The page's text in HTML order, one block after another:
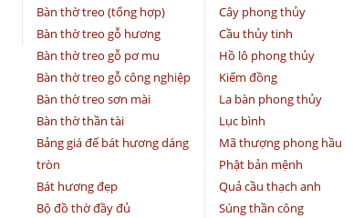
Bàn thờ treo (tổng hợp)
Bàn thờ treo gỗ hương
Bàn thờ treo gỗ pơ mu
Bàn thờ treo gỗ công nghiệp
Bàn thờ treo sơn mài
Bàn thờ thần tài
Bảng giá đế bát hương dáng
tròn
Bát hương đẹp
Bộ đồ thờ đầy đủ
Cây phong thủy
Cầu thủy tinh
Hồ lô phong thủy
Kiếm đồng
La bàn phong thủy
Lục bình
Mã thượng phong hầu
Phật bản mệnh
Quả cầu thạch anh
Súng thần công